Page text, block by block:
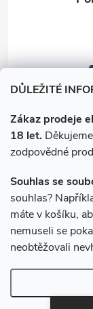
DŮLEŽITÉ
Zákaz prodeje
18 let.
zodpovědné
Souhlas se
souhlas?
máte v košíku,
nemuseli se
neobtěžovali
Instagram